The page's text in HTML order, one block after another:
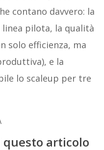
contano davvero: la
pilota, la qualità
solo efficienza, ma
e la
lo scaleup per tre
articolo